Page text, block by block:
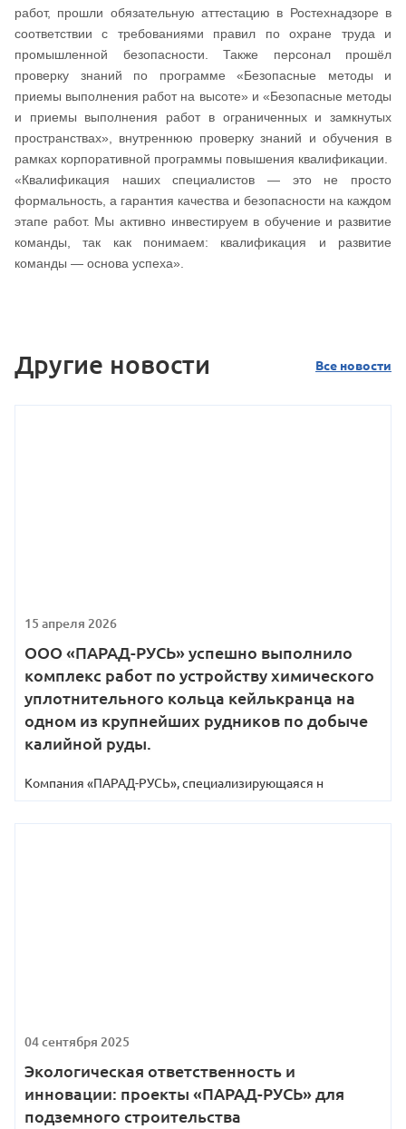
работ, прошли обязательную аттестацию в Ростехнадзоре в
соответствии с требованиями правил по охране труда и
промышленной безопасности. Также персонал прошёл
проверку знаний по программе «Безопасные методы и
приемы выполнения работ на высоте» и «Безопасные методы
и приемы выполнения работ в ограниченных и замкнутых
пространствах», внутреннюю проверку знаний и обучения в
рамках корпоративной программы повышения квалификации.
«Квалификация наших специалистов — это не просто
формальность, а гарантия качества и безопасности на каждом
этапе работ. Мы активно инвестируем в обучение и развитие
команды, так как понимаем: квалификация и развитие
команды — основа успеха».
Другие новости Все новости
15 апреля 2026
ООО «ПАРАД-РУСЬ» успешно выполнило
комплекс работ по устройству химического
уплотнительного кольца кейлькранца на
одном из крупнейших рудников по добыче
калийной руды.
Компания «ПАРАД-РУСЬ», специализирующаяся н
04 сентября 2025
Экологическая ответственность и
инновации: проекты «ПАРАД-РУСЬ» для
подземного строительства